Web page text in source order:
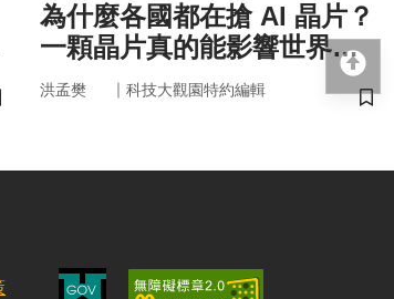
存書籤
為什麼各國都在搶 AI 晶片？
一顆晶片真的能影響世界
嗎？
洪孟樊 ｜ 科技大觀園特約編輯
儲
回